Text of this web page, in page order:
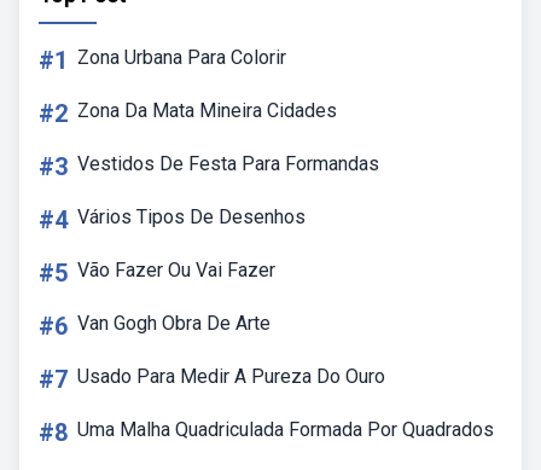
#1 Zona Urbana Para Colorir
#2 Zona Da Mata Mineira Cidades
#3 Vestidos De Festa Para Formandas
#4 Vários Tipos De Desenhos
#5 Vão Fazer Ou Vai Fazer
#6 Van Gogh Obra De Arte
#7 Usado Para Medir A Pureza Do Ouro
#8 Uma Malha Quadriculada Formada Por Quadrados